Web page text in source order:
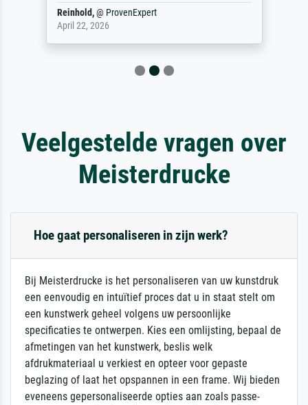
Reinhold,@ ProvenExpert
April 22, 2026
Veelgestelde vragen over
Meisterdrucke
Hoe gaat personaliseren in zijn werk?
Bij Meisterdrucke is het personaliseren van uw kunstdruk
een eenvoudig en intuïtief proces dat u in staat stelt om
een kunstwerk geheel volgens uw persoonlijke
specificaties te ontwerpen. Kies een omlijsting, bepaal de
afmetingen van het kunstwerk, beslis welk
afdrukmateriaal u verkiest en opteer voor gepaste
beglazing of laat het opspannen in een frame. Wij bieden
eveneens gepersonaliseerde opties aan zoals passe-